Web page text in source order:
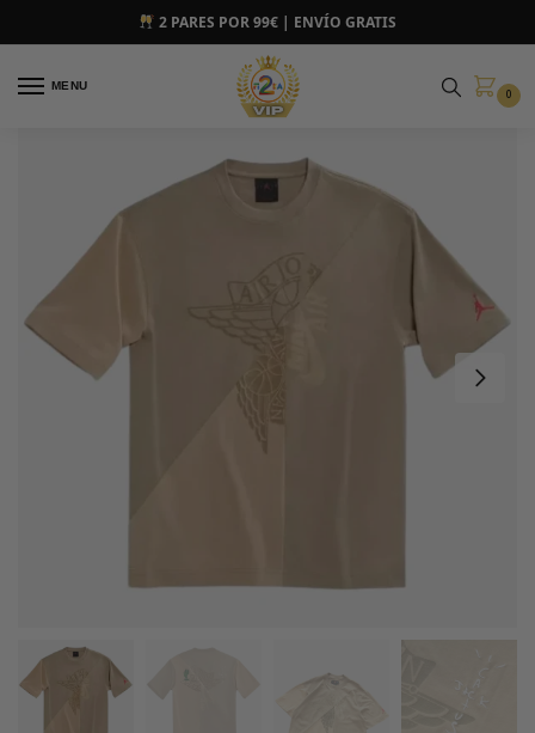
2 PARES POR 99€ | ENVÍO GRATIS
MENU
0